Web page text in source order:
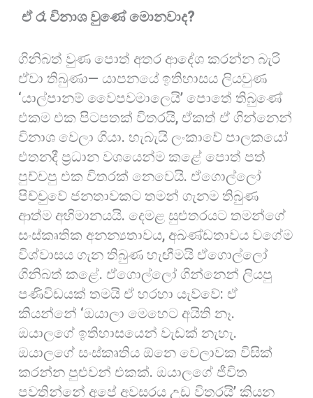
ඒ රෑ විනාශ වුණේ මොනවාද?
ගිනිබත් වුණ පොත් අතර ආදේශ කරන්න බැරි
ඒවා තිබුණා— යාපනයේ ඉතිහාසය ලියවුණ
‘යාල්පානම් වෛපවමාලෙයි’ පොතේ තිබුණේ
එකම එක පිටපතක් විතරයි, ඒකත් ඒ ගින්නෙන්
විනාශ වෙලා ගියා. හැබැයි ලංකාවේ පාලකයෝ
එතනදී ප්‍රධාන වශයෙන්ම කළේ පොත් පත්
පුච්චපු එක විතරක් නෙවෙයි. ඒගොල්ලෝ
පිච්චුවේ ජනතාවකට තමන් ගැනම තිබුණ
ආත්ම අභිමානයයි. දෙමළ සුළුතරයට තමන්ගේ
සංස්කෘතික අනන්‍යතාවය, අඛණ්ඩතාවය වගේම
විශ්වාසය ගැන තිබුණ හැඟීමයි ඒගොල්ලෝ
ගිනිබත් කළේ. ඒගොල්ලෝ ගින්නෙන් ලියපු
පණිවිඩයක් තමයි ඒ හරහා යැව්වේ: ඒ
කියන්නේ ‘ඔයාලා මෙහෙට අයිති නෑ.
ඔයාලගේ ඉතිහාසයෙන් වැඩක් නැහැ.
ඔයාලගේ සංස්කෘතිය ඕනෙ වෙලාවක විසික්
කරන්න පුළුවන් එකක්. ඔයාලගේ ජීවිත
පවතින්නේ අපේ අවසරය උඩ විතරයි’ කියන